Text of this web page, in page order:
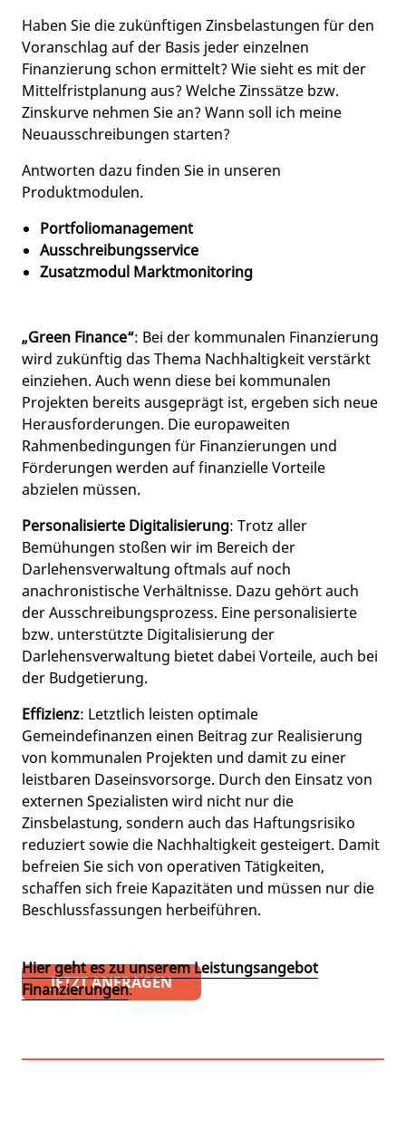
Haben Sie die zukünftigen Zinsbelastungen für den
Voranschlag auf der Basis jeder einzelnen
Finanzierung schon ermittelt? Wie sieht es mit der
Mittelfristplanung aus? Welche Zinssätze bzw.
Zinskurve nehmen Sie an? Wann soll ich meine
Neuausschreibungen starten?
Antworten dazu finden Sie in unseren
Produktmodulen.
Portfoliomanagement
Ausschreibungsservice
Zusatzmodul Marktmonitoring
„Green Finance“: Bei der kommunalen Finanzierung
wird zukünftig das Thema Nachhaltigkeit verstärkt
einziehen. Auch wenn diese bei kommunalen
Projekten bereits ausgeprägt ist, ergeben sich neue
Herausforderungen. Die europaweiten
Rahmenbedingungen für Finanzierungen und
Förderungen werden auf finanzielle Vorteile
abzielen müssen.
Personalisierte Digitalisierung: Trotz aller
Bemühungen stoßen wir im Bereich der
Darlehensverwaltung oftmals auf noch
anachronistische Verhältnisse. Dazu gehört auch
der Ausschreibungsprozess. Eine personalisierte
bzw. unterstützte Digitalisierung der
Darlehensverwaltung bietet dabei Vorteile, auch bei
der Budgetierung.
Effizienz: Letztlich leisten optimale
Gemeindefinanzen einen Beitrag zur Realisierung
von kommunalen Projekten und damit zu einer
leistbaren Daseinsvorsorge. Durch den Einsatz von
externen Spezialisten wird nicht nur die
Zinsbelastung, sondern auch das Haftungsrisiko
reduziert sowie die Nachhaltigkeit gesteigert. Damit
befreien Sie sich von operativen Tätigkeiten,
schaffen sich freie Kapazitäten und müssen nur die
Beschlussfassungen herbeiführen.
JETZT ANFRAGEN
Hier geht es zu unserem Leistungsangebot
Finanzierungen.